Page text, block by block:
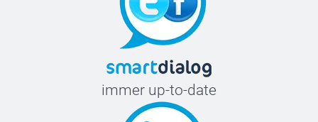
immer up-to-date